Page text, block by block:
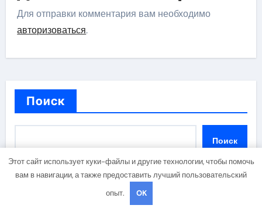
Для отправки комментария вам необходимо
авторизоваться.
Поиск
Поиск
Последние записи
Этот сайт использует куки-файлы и другие технологии, чтобы помочь
вам в навигации, а также предоставить лучший пользовательский
опыт.
OK